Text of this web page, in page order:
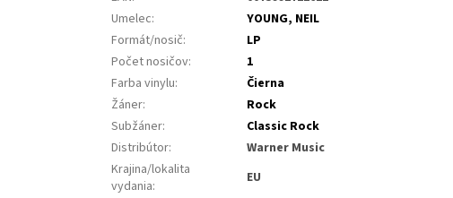
Umelec:
YOUNG, NEIL
Formát/nosič:
LP
Počet nosičov:
1
Farba vinylu:
Čierna
Žáner:
Rock
Subžáner:
Classic Rock
Distribútor:
Warner Music
Krajina/lokalita
vydania: EU